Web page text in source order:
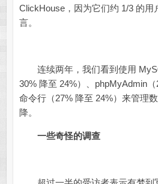
ClickHouse，因为它们约 1/3 的用
言。
连续两年，我们看到使用
30% 降至 24%）、phpMyAdmin
命令行（27% 降至 24%）来管理
降。
一些奇怪的调查